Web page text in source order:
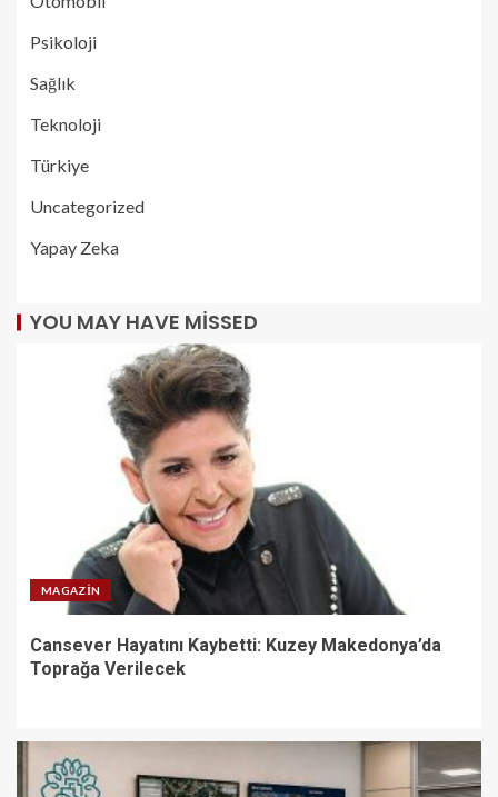
Psikoloji
Sağlık
Teknoloji
Türkiye
Uncategorized
Yapay Zeka
YOU MAY HAVE MISSED
MAGAZIN
Cansever Hayatını Kaybetti: Kuzey Makedonya’da
Toprağa Verilecek